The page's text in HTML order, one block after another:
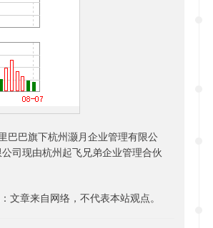
巴旗下杭州灏月企业管理有限公
司现由杭州起飞兄弟企业管理合伙
文章来自网络，不代表本站观点。